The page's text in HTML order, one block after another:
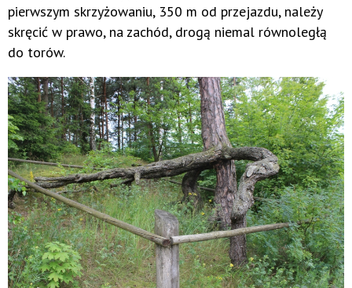
pierwszym skrzyżowaniu, 350 m od przejazdu, należy
skręcić w prawo, na zachód, drogą niemal równoległą
do torów.